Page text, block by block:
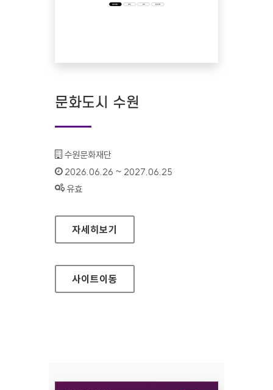
문화도시 수원
기관명 :
수원문화재단
인증기간 :
2026.06.26 ~ 2027.06.25
상태 :
유효
문화도시 수원
자세히보기
사이트이동